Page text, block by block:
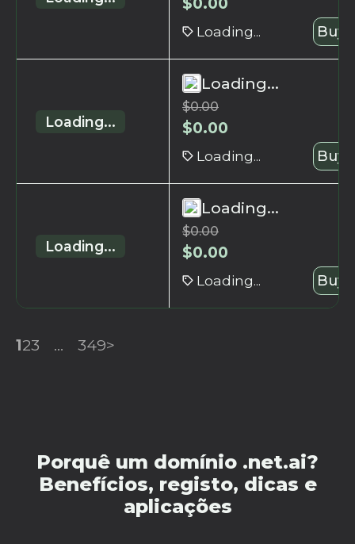
Loading... Buy
Loading...
Loading...
$0.00
$0.00
Loading... Buy
Loading...
Loading...
$0.00
$0.00
Loading... Buy
123 ... 349>
Porquê um domínio .net.ai?
Benefícios, registo, dicas e
aplicações